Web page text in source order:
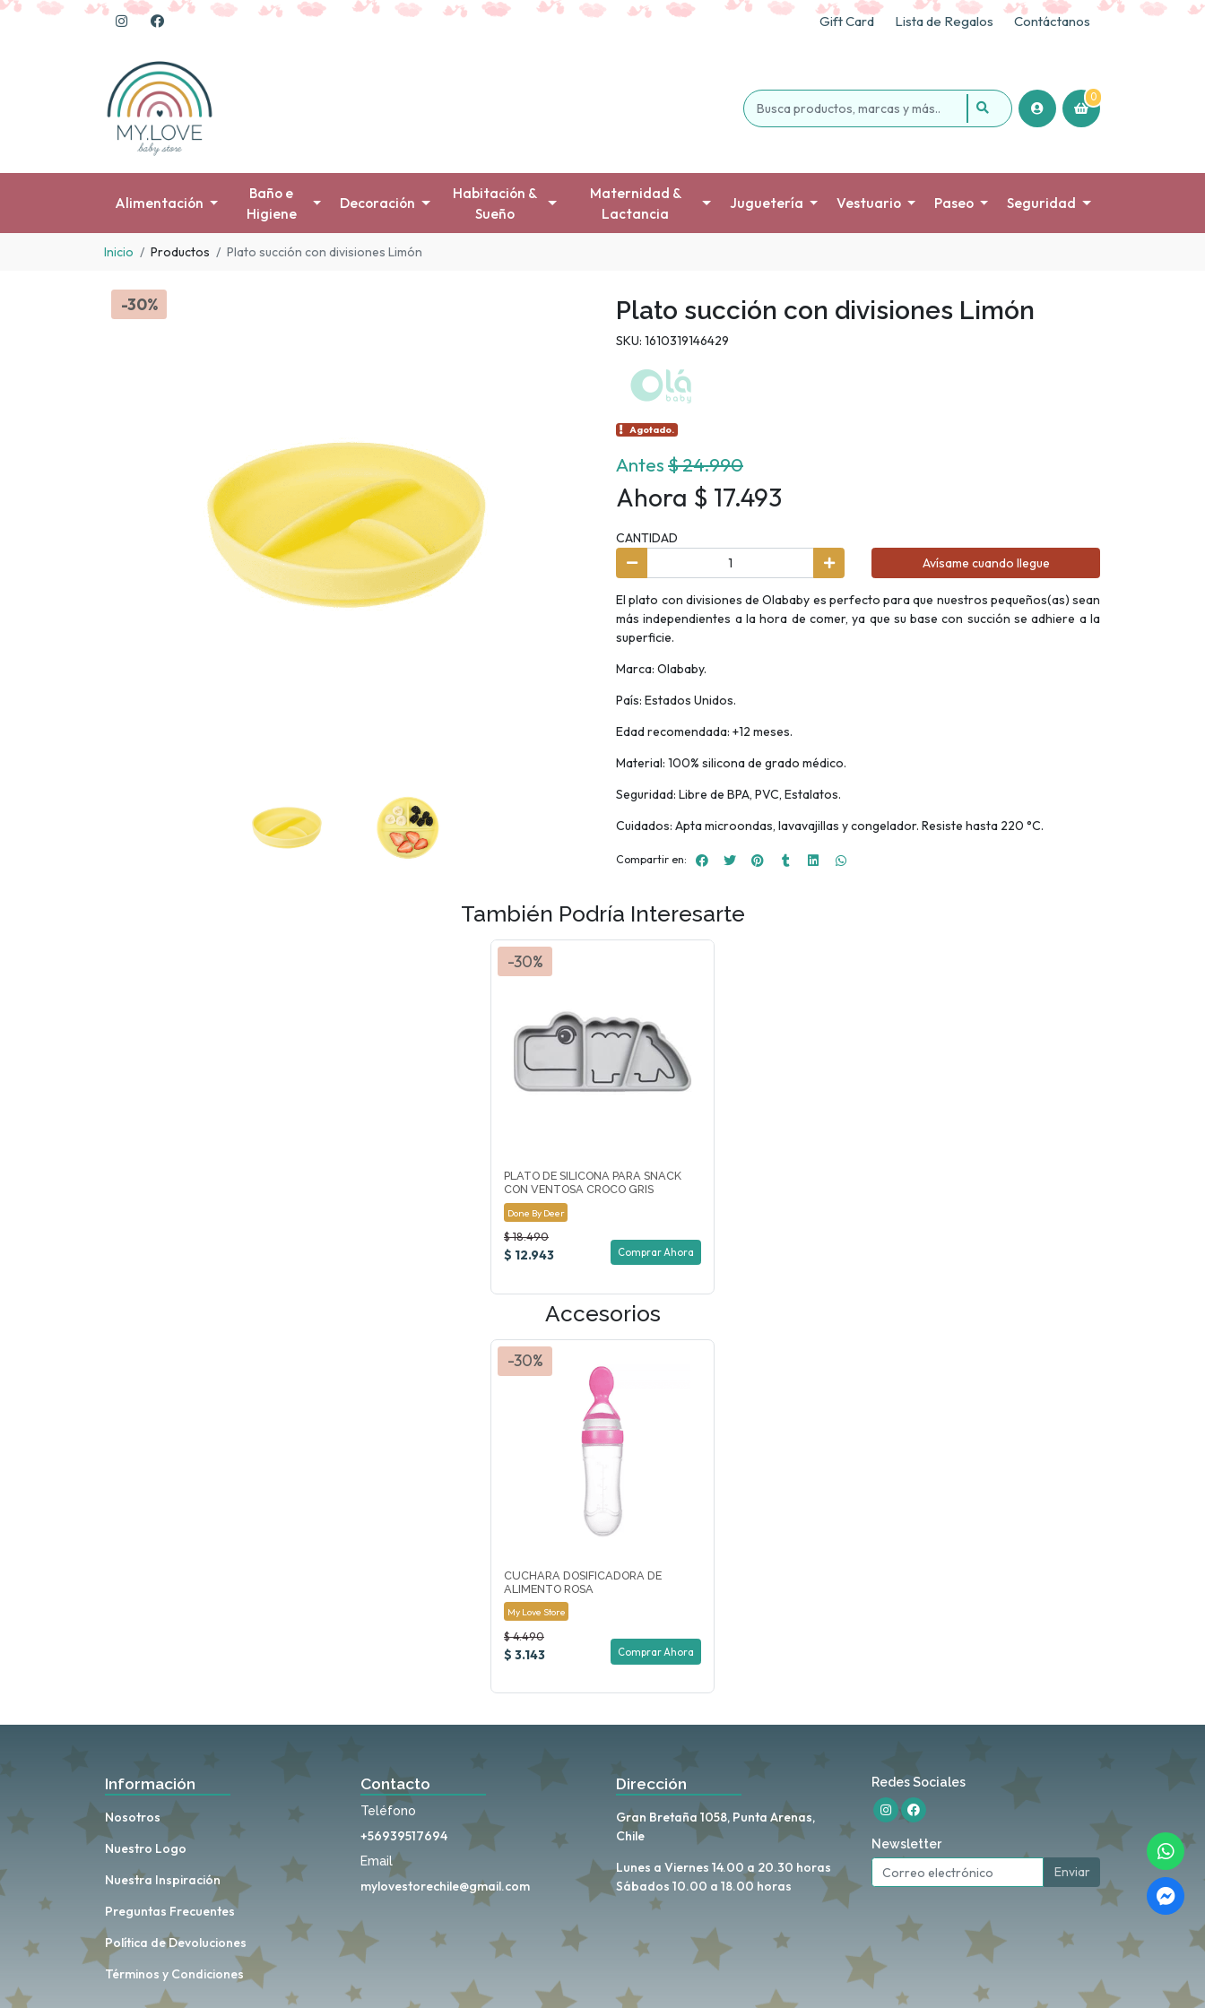
Gift Card Lista de Regalos Contáctanos
0
Alimentación
Baño e
Higiene
Decoración
Habitación &
Sueño
Maternidad &
Lactancia
Juguetería Vestuario Paseo Seguridad
Inicio Productos Plato succión con divisiones Limón
-30% Plato succión con divisiones Limón
SKU: 1610319146429
Agotado.
Antes$ 24.990
Ahora $ 17.493
CANTIDAD
Avísame cuando llegue
El plato con divisiones de Olababy es perfecto para que nuestros pequeños(as) sean
más independientes a la hora de comer, ya que su base con succión se adhiere a la
superficie.
Marca: Olababy.
País: Estados Unidos.
Edad recomendada: +12 meses.
Material: 100% silicona de grado médico.
Seguridad: Libre de BPA, PVC, Estalatos.
Cuidados: Apta microondas, lavavajillas y congelador. Resiste hasta 220 °C.
Compartir en:
También Podría Interesarte
-30%
PLATO DE SILICONA PARA SNACK
CON VENTOSA CROCO GRIS
Done By Deer
$ 18.490
$ 12.943 Comprar Ahora
Accesorios
-30%
CUCHARA DOSIFICADORA DE
ALIMENTO ROSA
My Love Store
$ 4.490
$ 3.143 Comprar Ahora
Información
Nosotros
Nuestro Logo
Nuestra Inspiración
Preguntas Frecuentes
Política de Devoluciones
Términos y Condiciones
Contacto
Teléfono
+56939517694
Email
mylovestorechile@gmail.com
Dirección
Gran Bretaña 1058, Punta Arenas,
Chile
Lunes a Viernes 14.00 a 20.30 horas
Sábados 10.00 a 18.00 horas
Redes Sociales
Newsletter
Enviar